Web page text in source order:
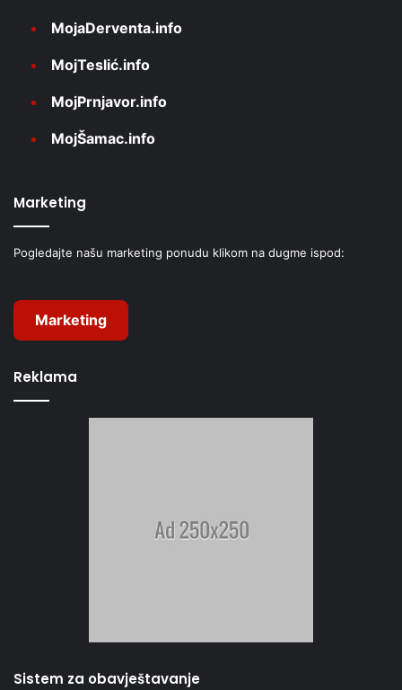
MojaDerventa.info
MojTeslić.info
MojPrnjavor.info
MojŠamac.info
Marketing
Pogledajte našu marketing ponudu klikom na dugme ispod:
Marketing
Reklama
Sistem za obavještavanje